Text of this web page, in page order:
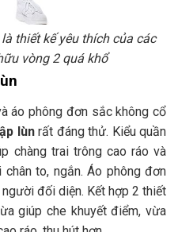
thiết kế yêu thích của các
vòng 2 quá khổ
áo phông đơn sắc không cổ
lùn rất đáng thử. Kiểu quần
chàng trai trông cao ráo và
to, ngắn. Áo phông đơn
đối diện. Kết hợp 2 thiết
giúp che khuyết điểm, vừa